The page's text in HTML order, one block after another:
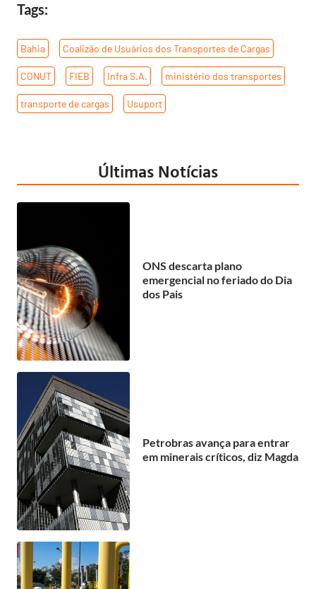
Tags:
Bahia Coalizão de Usuários dos Transportes de Cargas
CONUT FIEB Infra S.A. ministério dos transportes
transporte de cargas Usuport
Últimas Notícias
ONS descarta plano
emergencial no feriado do Dia
dos Pais
Petrobras avança para entrar
em minerais críticos, diz Magda